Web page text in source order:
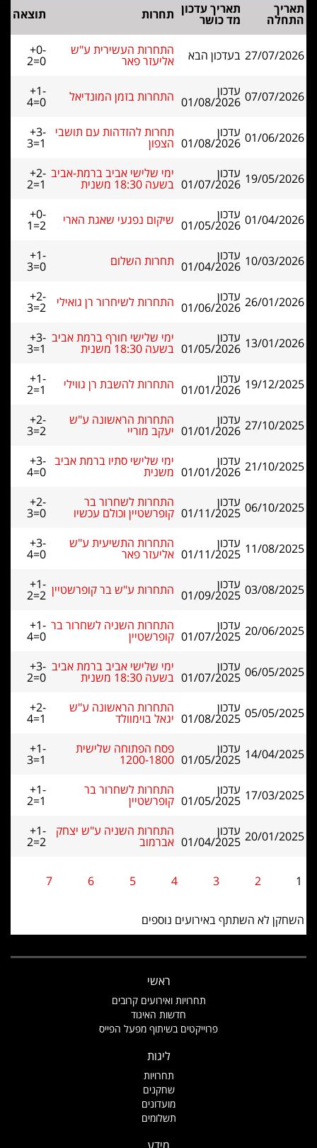
תאריך
התחלה
תאריך עדכון
מד כושר תחרות תוצאה
27/07/2026 בעדכון הבא התחרות העשירית ע"ש
אליעזר פאר
+0-
2=0
07/07/2026 עדכון
01/08/2026 התחרות בזמן המונדיאל +1-
4=0
01/06/2026 עדכון
01/08/2026
תחרות להזדהות עם תושבי
הצפון
+3-
3=1
19/05/2026 עדכון
01/07/2026
ימי שלישי אביב ברמת-אביב
בשעה 18:30 משנית
+2-
2=1
01/04/2026 עדכון
01/05/2026 שיקום נפגעי שאגת הארי +0-
1=2
10/03/2026 עדכון
01/04/2026 תחרות השלום +1-
3=0
26/01/2026 עדכון
01/06/2026 התחרות לשיחרור רן גואילי +2-
3=2
13/01/2026 עדכון
01/05/2026
ימי שלישי חורף ברמת אביב
בשעה 18:30 משנית
+3-
3=1
19/12/2025 עדכון
01/01/2026 התחרות להשבת רן גווילי +1-
2=1
27/10/2025 עדכון
01/01/2026
התחרות הראשונה ע"ש
יעקב מוריי
+2-
3=2
21/10/2025 עדכון
01/01/2026
ימי שלישי סתיו ברמת אביב
משנית
+3-
4=0
06/10/2025 עדכון
01/11/2025
התחרות לשחרור בר
קופרשטיין וכולם עכשיו
+2-
3=0
11/08/2025 עדכון
01/11/2025
התחרות התשיעית ע"ש
אליעזר פאר
+3-
4=0
03/08/2025 עדכון
01/09/2025 התחרות ע"ש בר קופרשטיין +1-
2=2
20/06/2025 עדכון
01/07/2025
התחרות השניה לשחרור בר
קופרשטיין
+1-
4=0
06/05/2025 עדכון
01/07/2025
ימי שלישי אביב ברמת אביב
בשעה 18:30 משנית
+3-
2=0
05/05/2025 עדכון
01/08/2025
התחרות הראשונה ע"ש
יגאל בוימוולד
+2-
4=1
14/04/2025 עדכון
01/05/2025
פסח הפתוחה שלישית
1200-1800
+1-
3=1
17/03/2025 עדכון
01/05/2025
התחרות לשחרור בר
קופרשטיין
+1-
2=1
20/01/2025 עדכון
01/04/2025
התחרות השניה ע"ש יצחק
אברמוב
+1-
2=2
1
2
3
4
5
6
7
השחקן לא השתתף באירועים נוספים
ראשי
תחרויות ואירועים קרובים
חדשות האיגוד
פרוייקטים בשיתוף מפעל הפייס
ליגות
תחרויות
שחקנים
מועדונים
תשלומים